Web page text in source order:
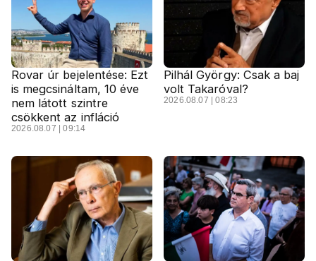
Rovar úr bejelentése: Ezt
is megcsináltam, 10 éve
nem látott szintre
csökkent az infláció
2026.08.07 | 09:14
Pilhál György: Csak a baj
volt Takaróval?
2026.08.07 | 08:23